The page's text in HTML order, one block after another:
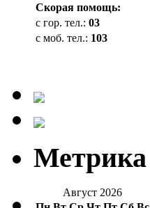
Cкорая помощь:
с гор. тел.: 03
с моб. тел.: 103
Метрика
Август 2026